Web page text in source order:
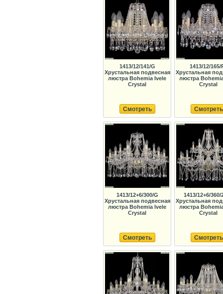
1413/12/141/G
Хрустальная подвесная
люстра Bohemia Ivele
Crystal
Смотреть
1413/12/165/
Хрустальная
люстра
Crystal
Смотреть
1413/12+6/300/G
Хрустальная подвесная
люстра Bohemia Ivele
Crystal
Смотреть
1413/12+6/360/
Хрустальная
люстра
Crystal
Смотреть